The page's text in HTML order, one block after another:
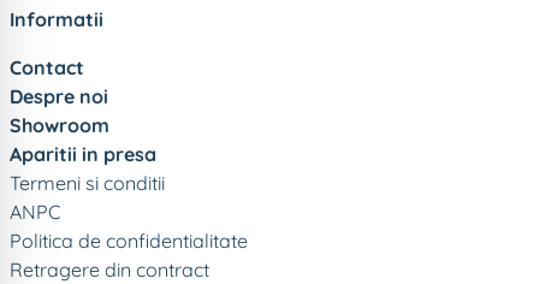
Informatii
Contact
Despre noi
Showroom
Aparitii in presa
Termeni si conditii
ANPC
Politica de confidentialitate
Retragere din contract